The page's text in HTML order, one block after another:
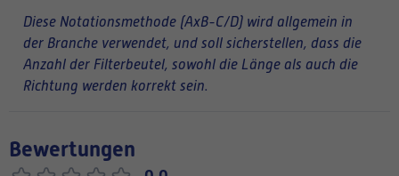
Diese Notationsmethode (AxB-C/D) wird allgemein in
der Branche verwendet, und soll sicherstellen, dass die
Anzahl der Filterbeutel, sowohl die Länge als auch die
Richtung werden korrekt sein.
Bewertungen